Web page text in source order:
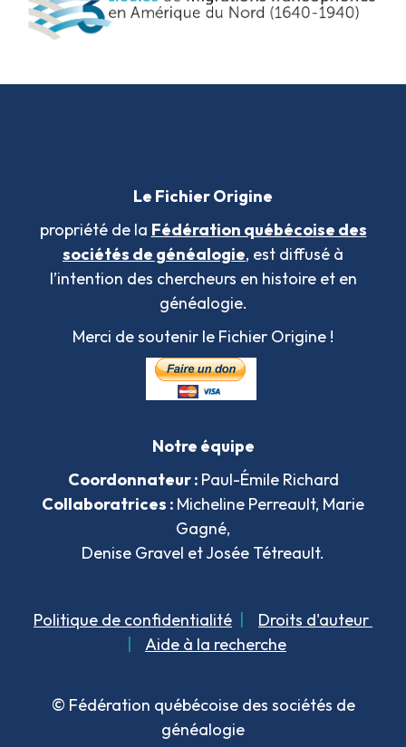
Le Fichier Origine
propriété de la Fédération québécoise des
sociétés de généalogie, est diffusé à
l’intention des chercheurs en histoire et en
généalogie.
Merci de soutenir le Fichier Origine !
Notre équipe
Coordonnateur : Paul-Émile Richard
Collaboratrices : Micheline Perreault, Marie
Gagné,
Denise Gravel et Josée Tétreault.
Politique de confidentialité
Droits d'auteur
Aide à la recherche
© Fédération québécoise des sociétés de
généalogie